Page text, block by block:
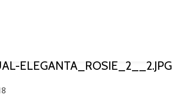
ELEGANTA_ROSIE_2__2.JPG